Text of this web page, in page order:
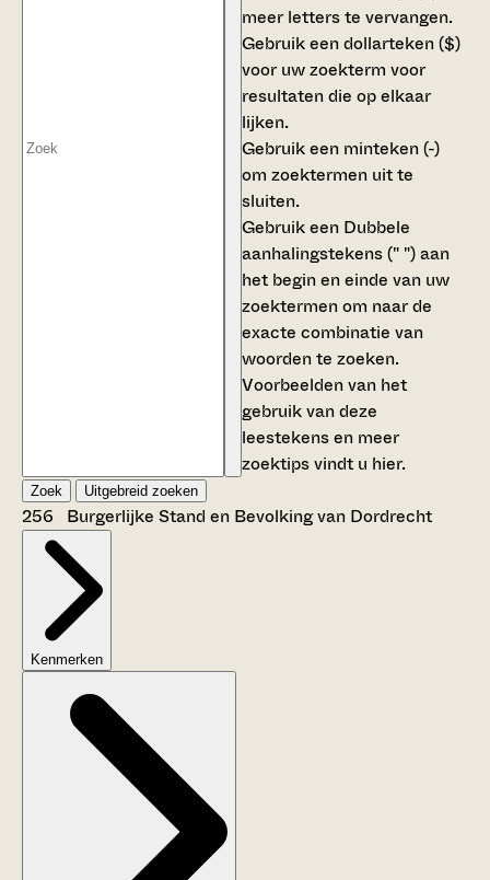
meer letters te vervangen.
Gebruik eendollarteken ($)
voor uw zoekterm voor
resultaten die op elkaar
lijken.
Gebruik een minteken (-)
om zoektermen uit te
sluiten.
Gebruik een Dubbele
aanhalingstekens (" ")aan
het begin en einde van uw
zoektermen om naar de
exacte combinatie van
woorden te zoeken.
Voorbeelden van het
gebruik van deze
leestekens en meer
zoektips vindt u hier.
Zoek Uitgebreid zoeken
256 Burgerlijke Stand en Bevolking van Dordrecht
Kenmerken